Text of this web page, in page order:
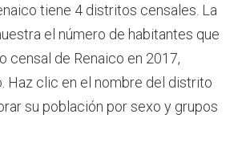
tiene 4 distritos censales. La
el número de habitantes que
censal de Renaico en 2017,
Haz clic en el nombre del distrito
su población por sexo y grupos